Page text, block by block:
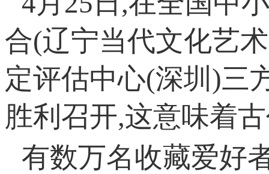
合(辽宁当代文化艺
定评估中心(深圳)三
胜利召开,这意味着
有数万名收藏爱好